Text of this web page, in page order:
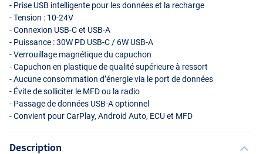
- Prise USB intelligente pour les données et la recharge
- Tension : 10-24V
- Connexion USB-C et USB-A
- Puissance : 30W PD USB-C / 6W USB-A
- Verrouillage magnétique du capuchon
- Capuchon en plastique de qualité supérieure à ressort
- Aucune consommation d’énergie via le port de données
- Évite de solliciter le MFDou la radio
- Passage de données USB-A optionnel
- Convient pour CarPlay, Android Auto, ECUet MFD
Description